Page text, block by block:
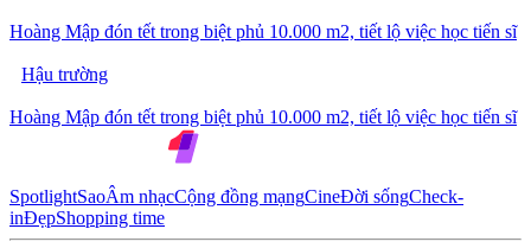
Hoàng Mập đón tết trong biệt phủ 10.000 m2, tiết lộ việc học tiến sĩ
Hậu trường
Hoàng Mập đón tết trong biệt phủ 10.000 m2, tiết lộ việc học tiến sĩ
SpotlightSaoÂm nhạcCộng đồng mạngCineĐời sốngCheck-
inĐẹpShopping time